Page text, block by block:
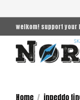
welkom! support your
Home / inpeddo